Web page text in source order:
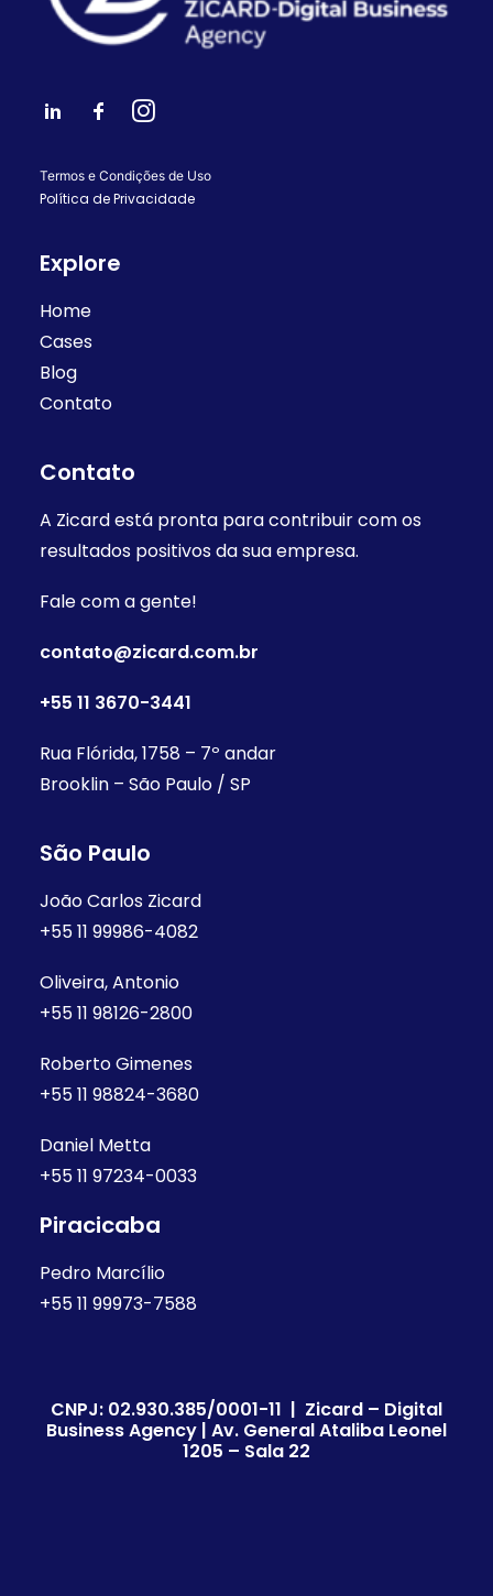
Termos e Condições de Uso
Política de Privacidade
Explore
Home
Cases
Blog
Contato
Contato
A Zicard está pronta para contribuir com os
resultados positivos da sua empresa.
Fale com a gente!
contato@zicard.com.br
+55 11 3670-3441
Rua Flórida, 1758 – 7º andar
Brooklin – São Paulo / SP
São Paulo
João Carlos Zicard
+55 11 99986-4082
Oliveira, Antonio
+55 11 98126-2800
Roberto Gimenes
+55 11 98824-3680
Daniel Metta
+55 11 97234-0033
Piracicaba
Pedro Marcílio
+55 11 99973-7588
CNPJ: 02.930.385/0001-11 | Zicard – Digital
Business Agency | Av. General Ataliba Leonel
1205 – Sala 22